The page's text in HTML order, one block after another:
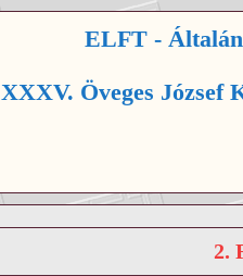
ELFT -
XXXV. Öveges József
2.